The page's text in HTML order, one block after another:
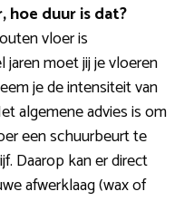
hoe duur is dat?
vloer is
moet jij je vloeren
je de intensiteit van
algemene advies is om
een schuurbeurt te
Daarop kan er direct
afwerklaag (wax of